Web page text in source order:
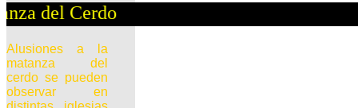
Alusiones a la
matanza del
cerdo se pueden
observar en